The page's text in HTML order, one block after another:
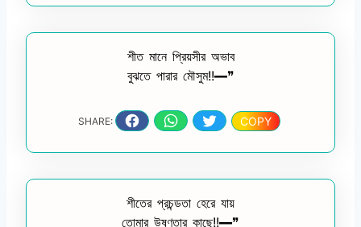
শীত মানে প্রিয়সীর অভাব
বুঝতে পারার মৌসুম!!━❞
SHARE: COPY
শীতের প্রচন্ডতা হেরে যায়
তোমার উষ্ণতার কাছে!!━❞